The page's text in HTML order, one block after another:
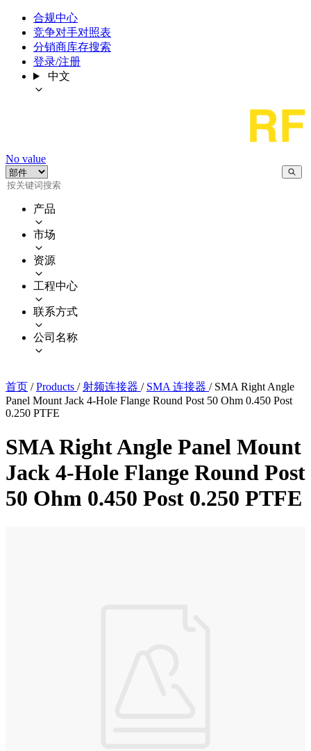
合规中心
竞争对手对照表
分销商库存搜索
登录/注册
中文
No value
产品
市场
资源
工程中心
联系方式
公司名称
首页 / Products / 射频连接器 / SMA 连接器 / SMA Right Angle
Panel Mount Jack 4-Hole Flange Round Post 50 Ohm 0.450 Post
0.250 PTFE
SMA Right Angle Panel Mount
Jack 4-Hole Flange Round Post
50 Ohm 0.450 Post 0.250 PTFE